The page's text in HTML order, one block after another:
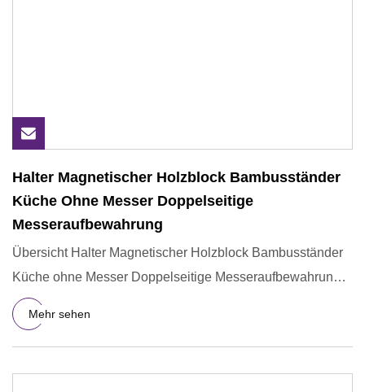
Halter Magnetischer Holzblock Bambusständer
Küche Ohne Messer Doppelseitige
Messeraufbewahrung
Übersicht Halter Magnetischer Holzblock Bambusständer
Küche ohne Messer Doppelseitige Messeraufbewahrung
Produktmerkmale
Mehr sehen